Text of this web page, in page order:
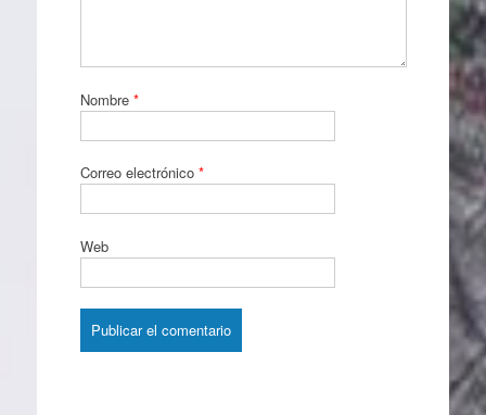
Nombre *
Correo electrónico *
Web